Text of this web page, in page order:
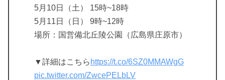
5月10日（土） 15時~18時
5月11日（日） 9時~12時
場所：国営備北丘陵公園（広島県庄原市）
▼詳細はこちら https://t.co/6SZ0MMAWgG
pic.twitter.com/ZwcePELbLV